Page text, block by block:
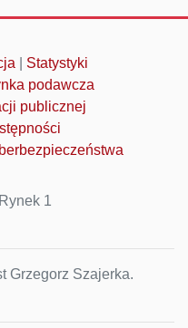
Statystyki
podawcza
publicznej
1
Grzegorz Szajerka.